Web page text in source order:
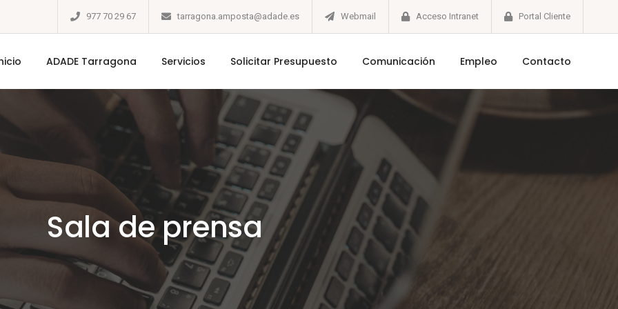
977 70 29 67 tarragona.amposta@adade.es Webmail Acceso Intranet Portal Cliente
ADADE Tarragona Servicios Solicitar Presupuesto Comunicación Empleo Contacto
Sala de prensa